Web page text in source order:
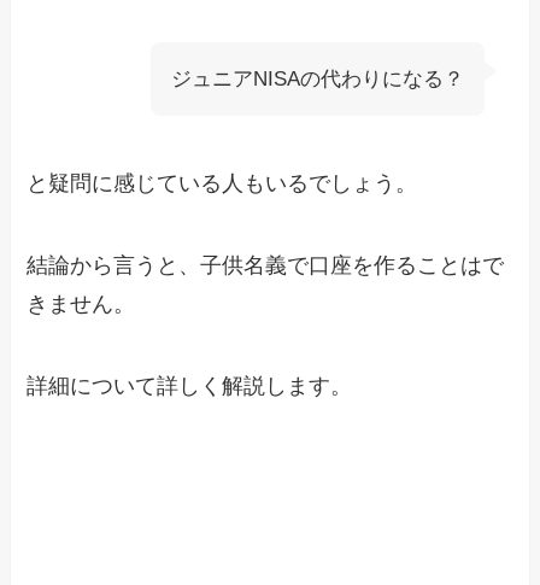
ジュニアNISAの代わりになる？
と疑問に感じている人もいるでしょう。
結論から言うと、子供名義で口座を作ることはで
きません。
詳細について詳しく解説します。